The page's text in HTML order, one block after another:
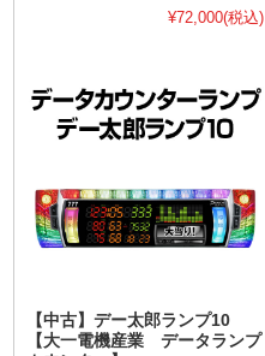
¥72,000(税込)
【中古】デー太郎ランプ10
【大一電機産業 データランプ